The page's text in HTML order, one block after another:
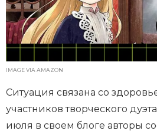
IMAGE VIA AMAZON
Ситуация связана со
участников творческого
июля в своем блоге авторы